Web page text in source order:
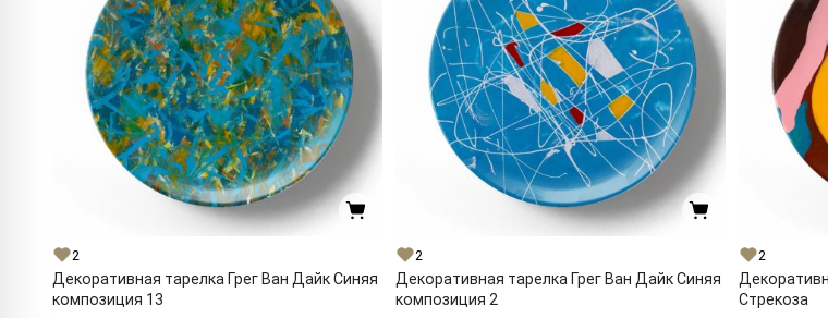
2
Декоративная тарелка Грег Ван Дайк Синяя
композиция 13
2
Декоративная тарелка Грег Ван Дайк Синяя
композиция 2
2
Стрекоза